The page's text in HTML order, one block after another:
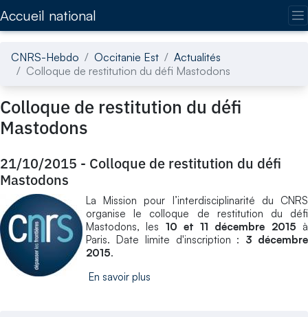
Accueil national
CNRS-Hebdo Occitanie Est
Actualités
Colloque de restitution du défi Mastodons
Colloque de restitution du défi
Mastodons
21/10/2015 - Colloque de restitution du défi
Mastodons
La Mission pour l’interdisciplinarité du CNRS
organise le colloque de restitution du défi
Mastodons, les 10 et 11 décembre 2015 à
Paris. Date limite d'inscription : 3 décembre
2015.
En savoir plus